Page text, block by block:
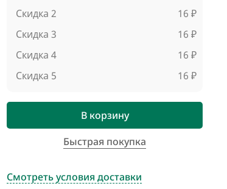
Скидка 2
16 ₽
Скидка 3
16 ₽
Скидка 4
16 ₽
Скидка 5
16 ₽
В корзину
Быстрая покупка
Смотреть условия доставки